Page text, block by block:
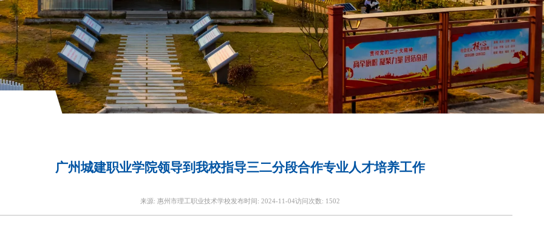
广州城建职业学院领导到我校指导三二分段合作专业人才培养工作
来源: 惠州市理工职业技术学校发布时间: 2024-11-04访问次数: 1502